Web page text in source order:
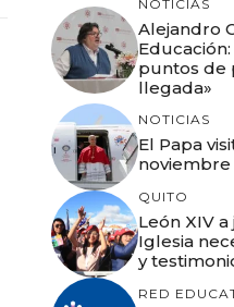
NOTICIAS
Alejandro
puntos de
llegada»
NOTICIAS
El Papa
noviembre
QUITO
León XIV
Iglesia
y
RED